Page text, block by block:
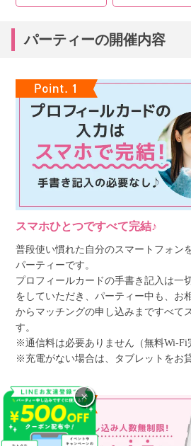
パーティーの開催内容
スマホひとつですべて完結♪
普段使い慣れた自分のスマートフォン
パーティーです。
プロフィールカードの手書き記入は一
をしていただき、パーティー中も、お
からマッチングの申し込みまですべて
す。
※通信料は必要ありません（無料Wi-Fi
※充電がない場合は、タブレットをお
×